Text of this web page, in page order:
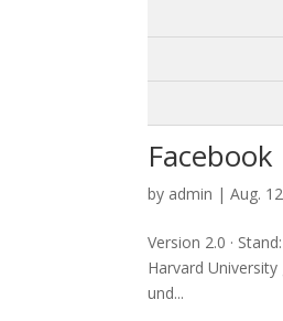
Facebook
by admin |Aug.
Ver­si­on 2.0 ·
Har­vard
und...